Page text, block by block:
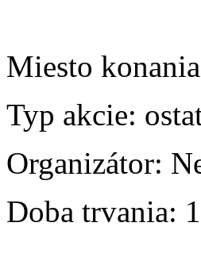
Miesto
Typ akcie:
Organizátor:
Doba trvania: